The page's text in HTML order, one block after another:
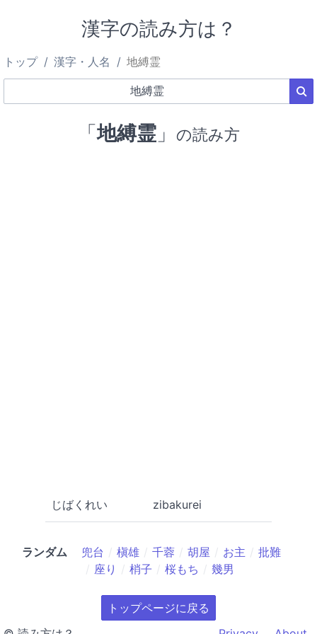
漢字の読み方は？
トップ 漢字・人名 地縛霊
「地縛霊 」 の読み方
じばくれい zibakurei
ランダム 兜台 槇雄 千蓉 胡屋 お主
批難
座り
梢子 桜もち 幾男
トップページに戻る